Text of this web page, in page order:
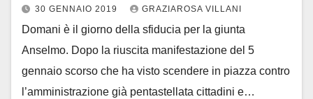
30 GENNAIO 2019 GRAZIAROSA VILLANI
Domani è il giorno della sfiducia per la giunta
Anselmo. Dopo la riuscita manifestazione del 5
gennaio scorso che ha visto scendere in piazza contro
l’amministrazione già pentastellata cittadini e…